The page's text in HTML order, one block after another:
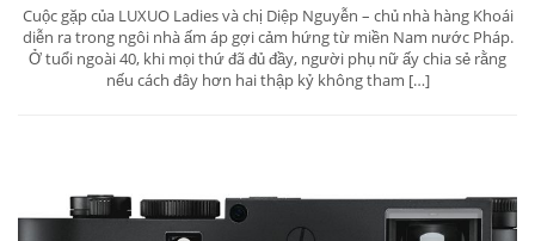
Cuộc gặp của LUXUO Ladies và chị Diệp Nguyễn – chủ nhà hàng Khoái
diễn ra trong ngôi nhà ấm áp gợi cảm hứng từ miền Nam nước Pháp.
Ở tuổi ngoài 40, khi mọi thứ đã đủ đầy, người phụ nữ ấy chia sẻ rằng
nếu cách đây hơn hai thập kỷ không tham […]